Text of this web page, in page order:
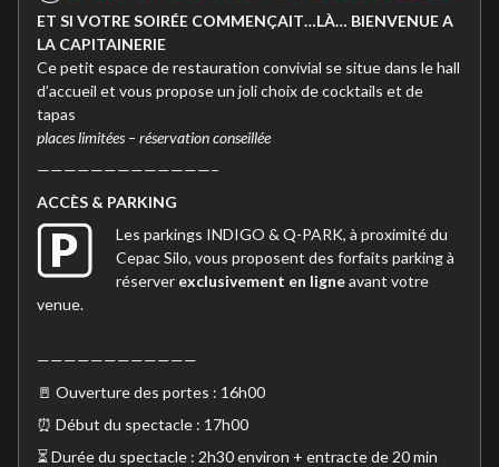
ET SI VOTRE SOIRÉE COMMENÇAIT…LÀ… BIENVENUE A
LA CAPITAINERIE
Ce petit espace de restauration convivial se situe dans le hall
d’accueil et vous propose un joli choix de cocktails et de
tapas
places limitées – réservation conseillée
—————————————–
ACCÈS & PARKING
Les parkings INDIGO & Q-PARK, à proximité du
Cepac Silo, vous proposent des forfaits parking à
réserver exclusivement en ligneavant votre
venue.
————————————
🚪 Ouverture des portes : 16h00
⏰ Début du spectacle : 17h00
⏳ Durée du spectacle : 2h30 environ + entracte de 20 min